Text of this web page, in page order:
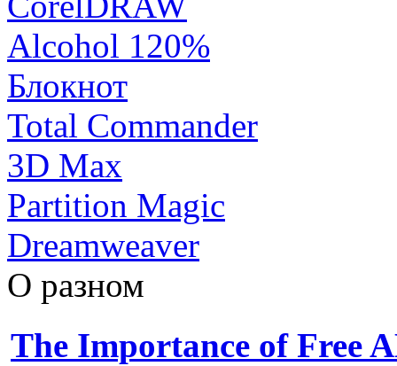
Alcohol 120%
Блокнот
Total Commander
3D Max
Partition Magic
Dreamweaver
О разном
The Importance of Free